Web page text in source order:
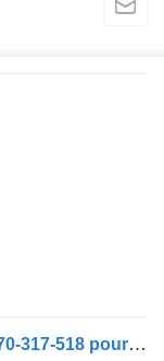
Demi-essieu Solaris Urbin (01.99-) 0870-317-518 pour bus Solaris Urbino, Alpino, Vacanza (1999-)